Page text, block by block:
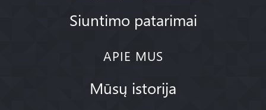
Siuntimo patarimai
APIE MUS
Mūsų istorija